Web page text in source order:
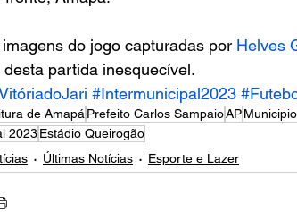
do jogo capturadas por Helves
desta partida inesquecível.
#Intermunicipal2023
de Amapá Prefeito Carlos SampaioAP
2023Estádio Queirogão
Últimas Notícias Esporte e Lazer